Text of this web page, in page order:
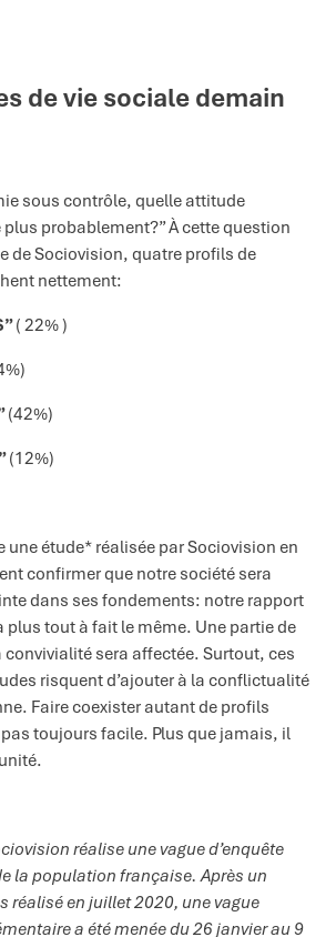
de vie sociale demain
sous contrôle, quelle attitude
probablement?” À cette question
de Sociovision, quatre profils de
nettement:
( 22% )
(42%)
(12%)
une étude* réalisée par Sociovision en
confirmer que notre société sera
dans ses fondements: notre rapport
plus tout à fait le même. Une partie de
convivialité sera affectée. Surtout, ces
risquent d’ajouter à la conflictualité
Faire coexister autant de profils
toujours facile. Plus que jamais, il
réalise une vague d’enquête
la population française. Après un
réalisé en juillet 2020, une vague
a été menée du 26 janvier au 9